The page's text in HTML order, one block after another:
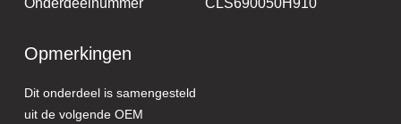
Onderdeelnummer
CLS690050H910
Opmerkingen
Dit onderdeel is samengesteld
uit de volgende OEM